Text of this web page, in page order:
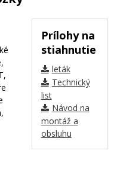
Prílohy na
stiahnutie
leták
Technický
list
Návod na
montáž a
obsluhu